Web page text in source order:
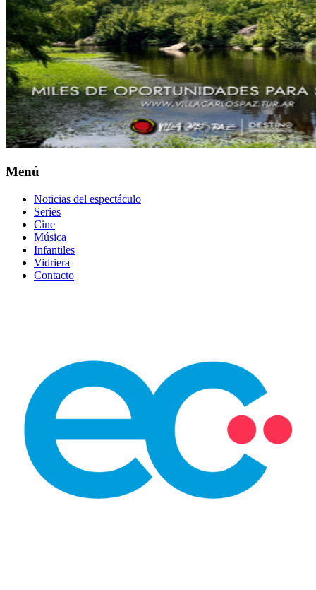
Menú
Noticias del espectáculo
Series
Cine
Música
Infantiles
Vidriera
Contacto